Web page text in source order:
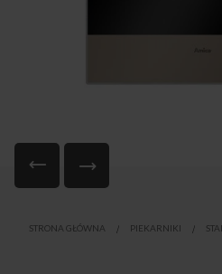
początek
STRONA GŁÓWNA PIEKARNIKI